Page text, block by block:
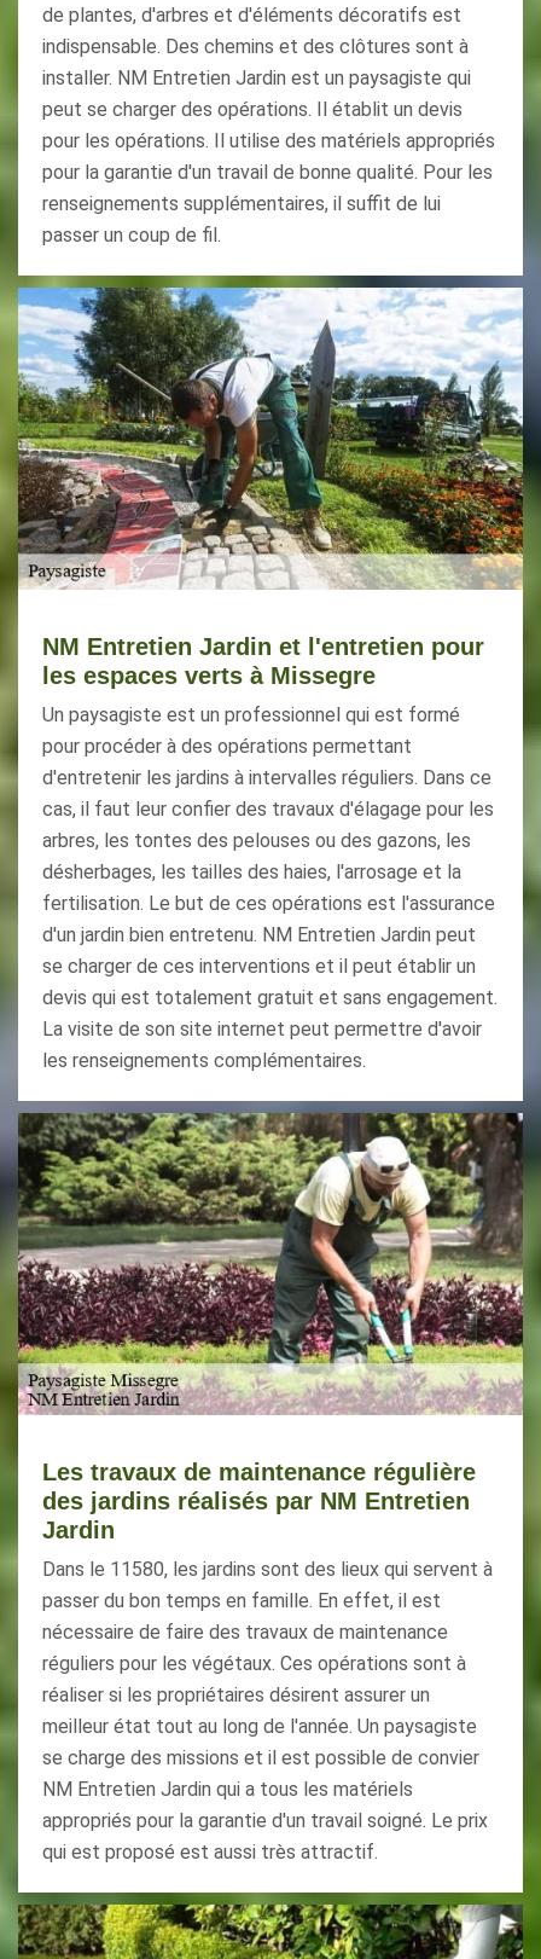
de plantes, d'arbres et d'éléments décoratifs est
indispensable. Des chemins et des clôtures sont à
installer. NM Entretien Jardin est un paysagiste qui
peut se charger des opérations. Il établit un devis
pour les opérations. Il utilise des matériels appropriés
pour la garantie d'un travail de bonne qualité. Pour les
renseignements supplémentaires, il suffit de lui
passer un coup de fil.
NM Entretien Jardin et l'entretien pour
les espaces verts à Missegre
Un paysagiste est un professionnel qui est formé
pour procéder à des opérations permettant
d'entretenir les jardins à intervalles réguliers. Dans ce
cas, il faut leur confier des travaux d'élagage pour les
arbres, les tontes des pelouses ou des gazons, les
désherbages, les tailles des haies, l'arrosage et la
fertilisation. Le but de ces opérations est l'assurance
d'un jardin bien entretenu. NM Entretien Jardin peut
se charger de ces interventions et il peut établir un
devis qui est totalement gratuit et sans engagement.
La visite de son site internet peut permettre d'avoir
les renseignements complémentaires.
Les travaux de maintenance régulière
des jardins réalisés par NM Entretien
Jardin
Dans le 11580, les jardins sont des lieux qui servent à
passer du bon temps en famille. En effet, il est
nécessaire de faire des travaux de maintenance
réguliers pour les végétaux. Ces opérations sont à
réaliser si les propriétaires désirent assurer un
meilleur état tout au long de l'année. Un paysagiste
se charge des missions et il est possible de convier
NM Entretien Jardin qui a tous les matériels
appropriés pour la garantie d'un travail soigné. Le prix
qui est proposé est aussi très attractif.